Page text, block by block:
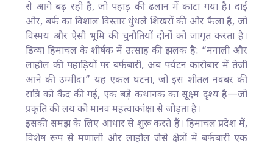
से आगे बढ़ रही है, जो पहाड़ की ढलान में काटा गया है। दाईं
ओर, बर्फ का विशाल विस्तार धुंधले शिखरों की ओर फैला है, जो
विस्मय और ऐसी भूमि की चुनौतियों दोनों को जागृत करता है।
डिव्या हिमाचल के शीर्षक में उत्साह की झलक है: “मनाली और
लाहौल की पहाड़ियों पर बर्फबारी, अब पर्यटन कारोबार में तेजी
आने की उम्मीद।” यह एकल घटना, जो इस शीतल नवंबर की
रात्रि को कैद की गई, एक बड़े कथानक का सूक्ष्म दृश्य है—जो
प्रकृति की लय को मानव महत्वाकांक्षा से जोड़ता है।
इसकी समझ के लिए आधार से शुरू करते हैं। हिमाचल प्रदेश में,
विशेष रूप से मणाली और लाहौल जैसे क्षेत्रों में बर्फबारी एक